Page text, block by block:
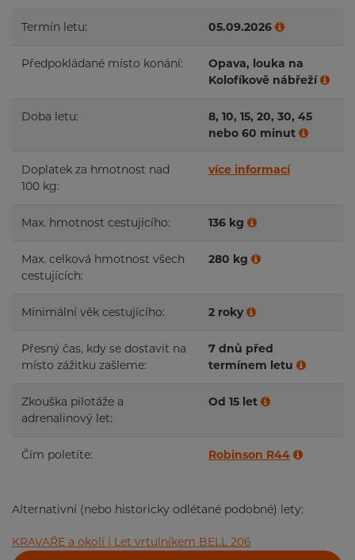
Termín letu: 05.09.2026
Předpokládané místo konání:
Opava, louka na
Kolofíkově nábřeží
Doba letu:
8, 10, 15, 20, 30, 45
nebo 60 minut
Doplatek za hmotnost nad
100 kg:
více informací
Max. hmotnost cestujícího: 136 kg
Max. celková hmotnost všech
cestujících:
280 kg
Minimální věk cestujícího: 2 roky
Přesný čas, kdy se dostavit na
místo zážitku zašleme:
7 dnů před
termínem letu
Zkouška pilotáže a
adrenalinový let:
Od 15 let
Čím poletíte: Robinson R44
Alternativní (nebo historicky odlétané podobné) lety:
KRAVAŘE a okolí | Let vrtulníkem BELL 206